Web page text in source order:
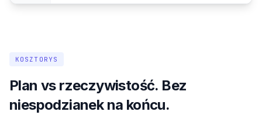
KOSZTORYS
Plan vs rzeczywistość. Bez
niespodzianek na końcu.